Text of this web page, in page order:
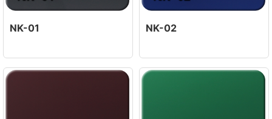
NK-01 NK-02